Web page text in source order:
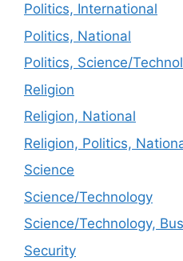
Politics, International
Politics, National
Politics, Science/
Religion
Religion, National
Religion, Politics,
Science
Science/Technology
Science/Technology,
Security